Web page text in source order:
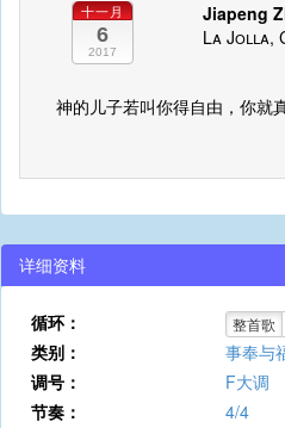
十一月
6
2017
Jiapeng
La Jolla,
神的儿子若叫你得自由，你就
详细资料
循环： 整首歌
类别：
事奉与
调号：
F大调
节奏：
4/4